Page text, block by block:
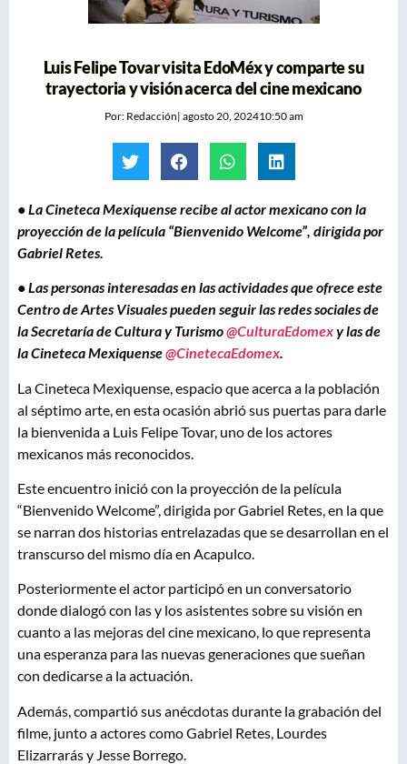
Luis Felipe Tovar visita EdoMéx y comparte su
trayectoria y visión acerca del cine mexicano
Por:Redacción| agosto 20, 202410:50 am
• La Cineteca Mexiquense recibe al actor mexicano con la
proyección de la película “Bienvenido Welcome”, dirigida por
Gabriel Retes.
• Las personas interesadas en las actividades que ofrece este
Centro de Artes Visuales pueden seguir las redes sociales de
la Secretaría de Cultura y Turismo@CulturaEdomexy las de
la Cineteca Mexiquense@CinetecaEdomex.
La Cineteca Mexiquense, espacio que acerca a la población
al séptimo arte, en esta ocasión abrió sus puertas para darle
la bienvenida a Luis Felipe Tovar, uno de los actores
mexicanos más reconocidos.
Este encuentro inició con la proyección de la película
“Bienvenido Welcome”, dirigida por Gabriel Retes, en la que
se narran dos historias entrelazadas que se desarrollan en el
transcurso del mismo día en Acapulco.
Posteriormente el actor participó en un conversatorio
donde dialogó con las y los asistentes sobre su visión en
cuanto a las mejoras del cine mexicano, lo que representa
una esperanza para las nuevas generaciones que sueñan
con dedicarse a la actuación.
Además, compartió sus anécdotas durante la grabación del
filme, junto a actores como Gabriel Retes, Lourdes
Elizarrarás y Jesse Borrego.